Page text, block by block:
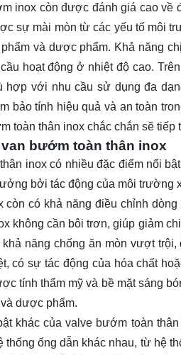
inox còn được đánh giá cao về
sự mài mòn từ các yếu tố môi
và dược phẩm. Khả năng
hoạt động ở nhiệt độ cao.
hợp với nhu cầu sử dụng đa
bảo tính hiệu quả và an toàn
toàn thân inox chắc chắn sẽ
bướm toàn thân inox
inox có nhiều đặc điểm nổi
bởi tác động của môi trường
còn có khả năng điều chỉnh
không cần bôi trơn, giúp giảm
năng chống ăn mòn vượt
có sự tác động của hóa chất
tính thẩm mỹ và bề mặt sáng
dược phẩm.
khác của valve bướm toàn
thống ống dẫn khác nhau, từ hệ